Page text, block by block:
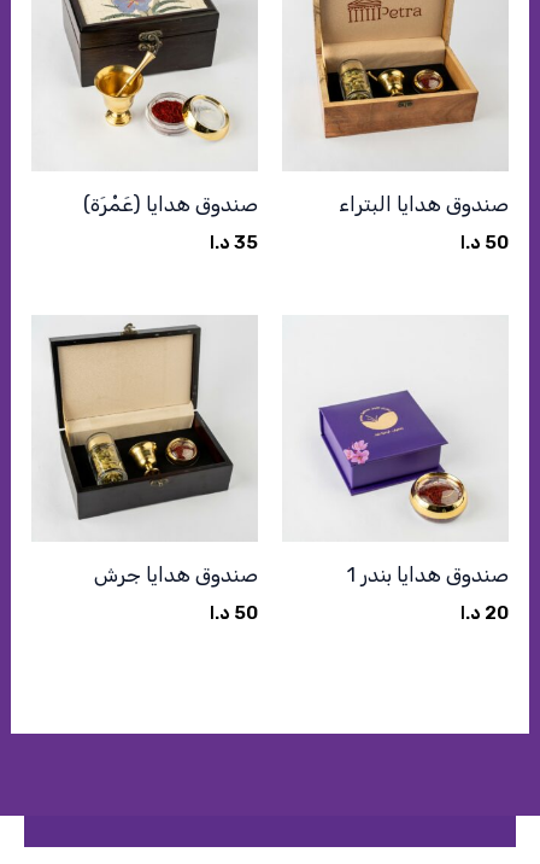
صندوق هدايا البتراء
50 د.ا
صندوق هدايا (عَمْرَة)
35 د.ا
صندوق هدايا بندر 1
20 د.ا
صندوق هدايا جرش
50 د.ا